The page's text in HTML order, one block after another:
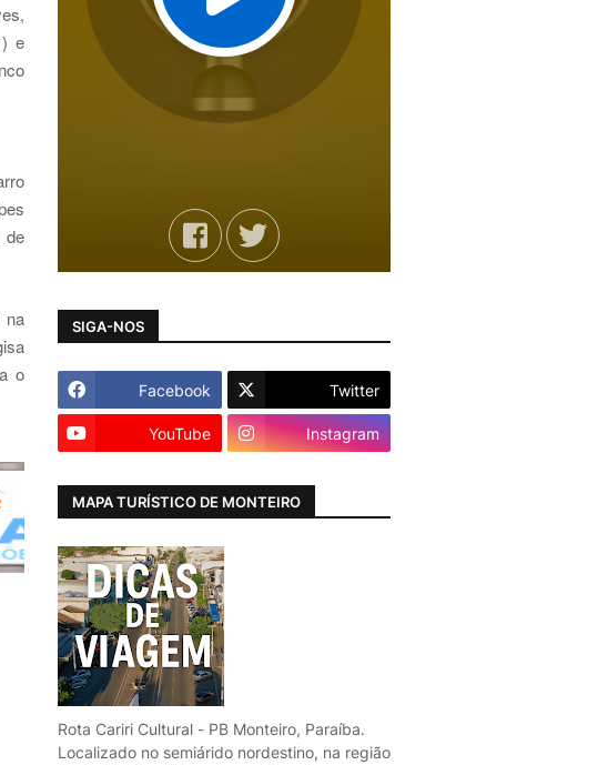
e
de
na
o
SIGA-NOS
Facebook Twitter
YouTube Instagram
MAPA TURÍSTICO DE MONTEIRO
Rota Cariri Cultural - PB Monteiro, Paraíba.
Localizado no semiárido nordestino, na região